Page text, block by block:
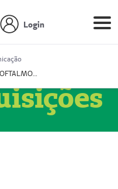
Login
Prestador OFTALMOCLÍNICA SÃO GONÇALO (55004164-2)